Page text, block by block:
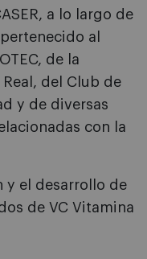
a lo largo de
al
de la
del Club de
y de diversas
con la
y el desarrollo de
de VC Vitamina